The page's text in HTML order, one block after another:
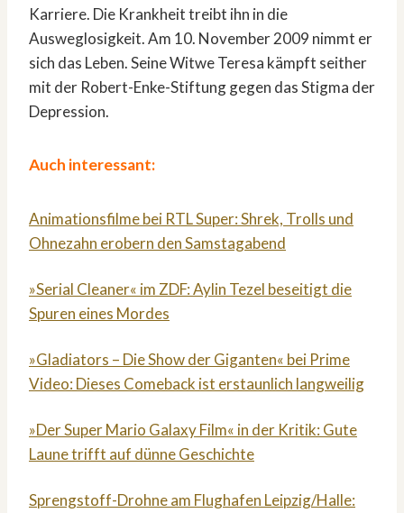
Karriere. Die Krankheit treibt ihn in die
Ausweglosigkeit. Am 10. November 2009 nimmt er
sich das Leben. Seine Witwe Teresa kämpft seither
mit der Robert-Enke-Stiftung gegen das Stigma der
Depression.
Auch interessant:
Animationsfilme bei RTL Super: Shrek, Trolls und
Ohnezahn erobern den Samstagabend
»Serial Cleaner« im ZDF: Aylin Tezel beseitigt die
Spuren eines Mordes
»Gladiators – Die Show der Giganten« bei Prime
Video: Dieses Comeback ist erstaunlich langweilig
»Der Super Mario Galaxy Film« in der Kritik: Gute
Laune trifft auf dünne Geschichte
Sprengstoff-Drohne am Flughafen Leipzig/Halle: